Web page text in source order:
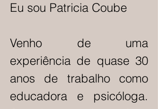
Eu sou Patricia Coube
Venho de uma
experiência de quase 30
anos de trabalho como
educadora e psicóloga.